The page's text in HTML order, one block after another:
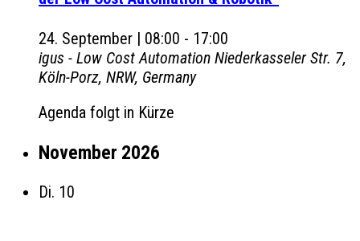
24. September | 08:00 - 17:00
igus - Low Cost Automation Niederkasseler Str. 7,
Köln-Porz, NRW, Germany
Agenda folgt in Kürze
November 2026
Di. 10